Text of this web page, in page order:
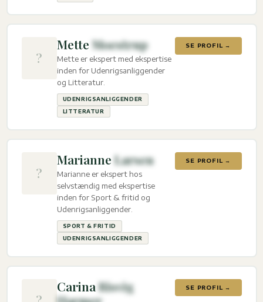
?
Mette Moestrup
Mette er ekspert med ekspertise
inden for Udenrigsanliggender
og Litteratur.
UDENRIGSANLIGGENDER
LITTERATUR
SE PROFIL →
?
MarianneLarsen
Marianne er ekspert hos
selvstændig med ekspertise
inden for Sport & fritid og
Udenrigsanliggender.
SPORT & FRITID
UDENRIGSANLIGGENDER
SE PROFIL →
CarinaRisvig
SE PROFIL →